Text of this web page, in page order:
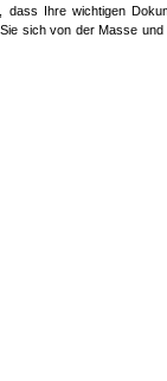
dass Ihre wichtigen
sich von der Masse